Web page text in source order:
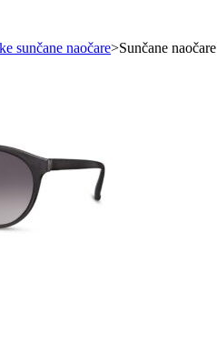
sunčane naočare>Sunčane naočare